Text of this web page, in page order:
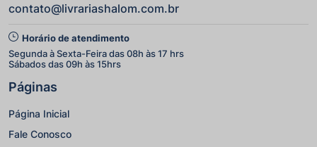
contato@livrariashalom.com.br
Horário de atendimento
Segunda à Sexta-Feira das 08h às 17 hrs
Sábados das 09h às 15hrs
Páginas
Página Inicial
Fale Conosco